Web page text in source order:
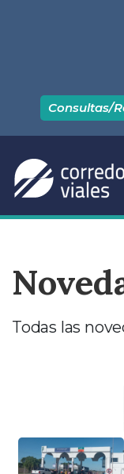
Consultas/
Todas las